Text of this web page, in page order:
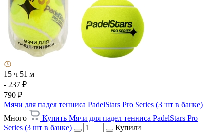
15 ч 51 м
- 237 ₽
790 ₽
Мячи для падел тенниса PadelStars Pro Series (3 шт в банке)
Много
Купить Мячи для падел тенниса PadelStars Pro
Series (3 шт в банке)
Купили